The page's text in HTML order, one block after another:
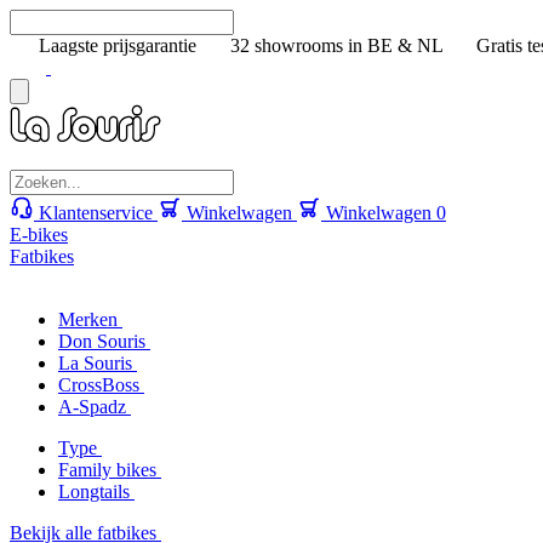
Laagste prijsgarantie 32 showrooms in BE & NL Gratis
Klantenservice Winkelwagen Winkelwagen 0
E-bikes
Fatbikes
Merken
Don Souris
La Souris
CrossBoss
A-Spadz
Type
Family bikes
Longtails
Bekijk alle fatbikes